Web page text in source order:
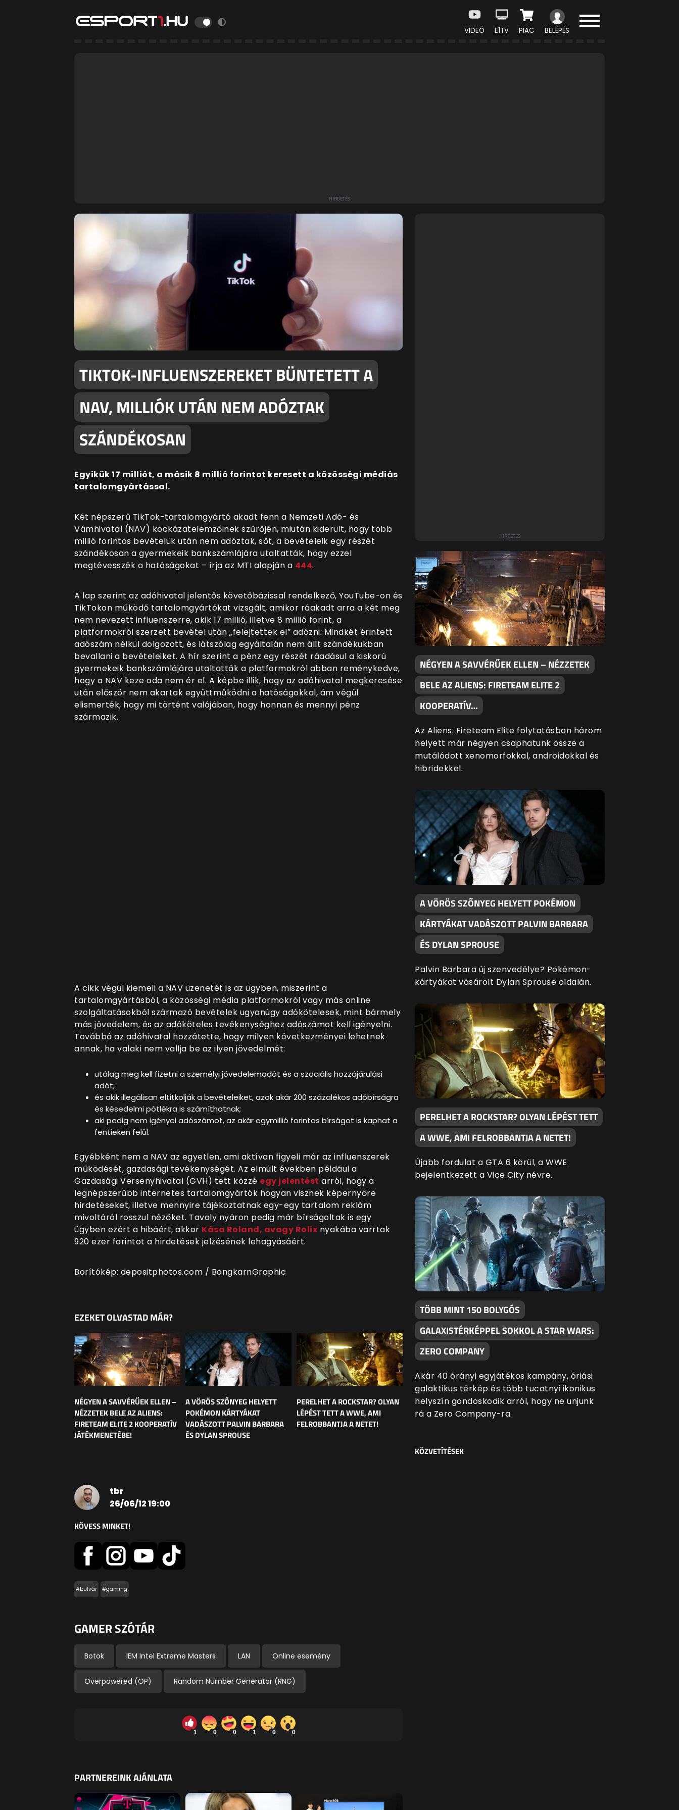
VIDEÓ E1TV PIAC BELÉPÉS
TIKTOK-INFLUENSZEREKET BÜNTETETT A
NAV, MILLIÓK UTÁN NEM ADÓZTAK
SZÁNDÉKOSAN
Egyikük 17 milliót, a másik 8 millió forintot keresett a közösségi médiás
tartalomgyártással.
Két népszerű TikTok-tartalomgyártó akadt fenn a Nemzeti Adó- és
Vámhivatal (NAV) kockázatelemzőinek szűrőjén, miután kiderült, hogy több
millió forintos bevételük után nem adóztak, sőt, a bevételeik egy részét
szándékosan a gyermekeik bankszámlájára utaltatták, hogy ezzel
megtévesszék a hatóságokat – írja az MTI alapján a 444.
A lap szerint az adóhivatal jelentős követőbázissal rendelkező, YouTube-on és
TikTokon működő tartalomgyártókat vizsgált, amikor ráakadt arra a két meg
nem nevezett influenszerre, akik 17 millió, illetve 8 millió forint, a
platformokról szerzett bevétel után „felejtettek el” adózni. Mindkét érintett
adószám nélkül dolgozott, és látszólag egyáltalán nem állt szándékukban
bevallani a bevételeiket. A hír szerint a pénz egy részét ráadásul a kiskorú
gyermekeik bankszámlájára utaltatták a platformokról abban reménykedve,
hogy a NAV keze oda nem ér el. A képbe illik, hogy az adóhivatal megkeresése
után először nem akartak együttműködni a hatóságokkal, ám végül
elismerték, hogy mi történt valójában, hogy honnan és mennyi pénz
származik.
A cikk végül kiemeli a NAV üzenetét is az ügyben, miszerint a
tartalomgyártásból, a közösségi média platformokról vagy más online
szolgáltatásokból származó bevételek ugyanúgy adókötelesek, mint bármely
más jövedelem, és az adóköteles tevékenységhez adószámot kell igényelni.
Továbbá az adóhivatal hozzátette, hogy milyen következményei lehetnek
annak, ha valaki nem vallja be az ilyen jövedelmét:
utólag meg kell fizetni a személyi jövedelemadót és a szociális hozzájárulási
adót;
és akik illegálisan eltitkolják a bevételeiket, azok akár 200 százalékos adóbírságra
és késedelmi pótlékra is számíthatnak;
aki pedig nem igényel adószámot, az akár egymillió forintos bírságot is kaphat a
fentieken felül.
Egyébként nem a NAV az egyetlen, ami aktívan figyeli már az influenszerek
működését, gazdasági tevékenységét. Az elmúlt években például a
Gazdasági Versenyhivatal (GVH) tett közzé egy jelentést arról, hogy a
legnépszerűbb internetes tartalomgyártók hogyan visznek képernyőre
hirdetéseket, illetve mennyire tájékoztatnak egy-egy tartalom reklám
mivoltáról rosszul nézőket. Tavaly nyáron pedig már bírságoltak is egy
ügyben ezért a hibáért, akkor Kása Roland, avagy Rolix nyakába varrtak
920 ezer forintot a hirdetések jelzésének lehagyásáért.
Borítókép: depositphotos.com / BongkarnGraphic
EZEKET OLVASTAD MÁR?
NÉGYEN A SAVVÉRŰEK ELLEN –
NÉZZETEK BELE AZ ALIENS:
FIRETEAM ELITE 2 KOOPERATÍV
JÁTÉKMENETÉBE!
A VÖRÖS SZŐNYEG HELYETT
POKÉMON KÁRTYÁKAT
VADÁSZOTT PALVIN BARBARA
ÉS DYLAN SPROUSE
PERELHET A ROCKSTAR? OLYAN
LÉPÉST TETT A WWE, AMI
FELROBBANTJA A NETET!
tbr
26/06/12 19:00
KÖVESS MINKET!
#bulvár #gaming
GAMER SZÓTÁR
Botok IEM Intel Extreme Masters LAN Online esemény
Overpowered (OP) Random Number Generator (RNG)
1 0 0 1 0 0
PARTNEREINK AJÁNLATA
NÉGYEN A SAVVÉRŰEK ELLEN – NÉZZETEK
BELE AZ ALIENS: FIRETEAM ELITE 2
KOOPERATÍV…
Az Aliens: Fireteam Elite folytatásban három
helyett már négyen csaphatunk össze a
mutálódott xenomorfokkal, androidokkal és
hibridekkel.
A VÖRÖS SZŐNYEG HELYETT POKÉMON
KÁRTYÁKAT VADÁSZOTT PALVIN BARBARA
ÉS DYLAN SPROUSE
Palvin Barbara új szenvedélye? Pokémon-
kártyákat vásárolt Dylan Sprouse oldalán.
PERELHET A ROCKSTAR? OLYAN LÉPÉST TETT
A WWE, AMI FELROBBANTJA A NETET!
Újabb fordulat a GTA 6 körül, a WWE
bejelentkezett a Vice City névre.
TÖBB MINT 150 BOLYGÓS
GALAXISTÉRKÉPPEL SOKKOL A STAR WARS:
ZERO COMPANY
Akár 40 órányi egyjátékos kampány, óriási
galaktikus térkép és több tucatnyi ikonikus
helyszín gondoskodik arról, hogy ne unjunk
rá a Zero Company-ra.
KÖZVETÍTÉSEK